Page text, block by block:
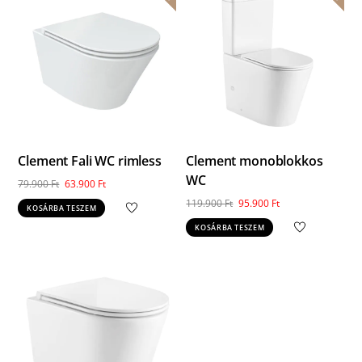
Clement Fali WC rimless
79.900Ft Original
price
was:
63.900 FtCurrent
price
KOSÁRBA TESZEM
Clement monoblokkos
WC
119.900Ft Original
price
was:
95.900 FtCurrent
price
KOSÁRBA TESZEM